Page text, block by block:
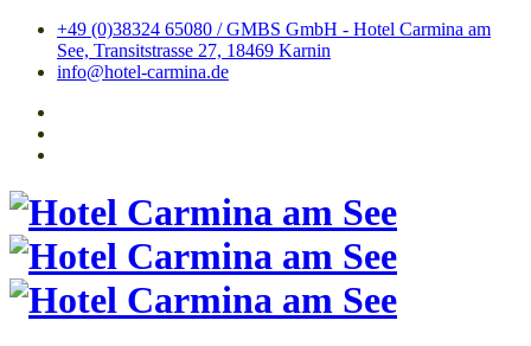
+49 (0)38324 65080 / GMBS GmbH - Hotel Carmina am
See, Transitstrasse 27, 18469 Karnin
info@hotel-carmina.de